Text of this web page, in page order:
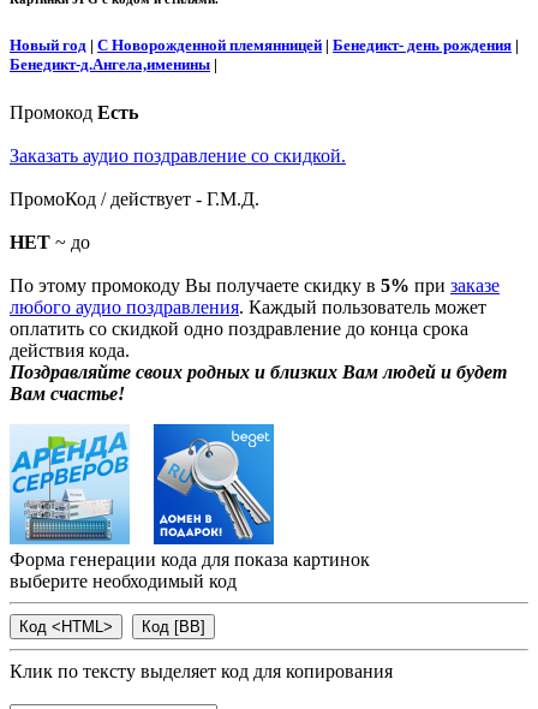
Новый год | С Новорожденной племянницей | Бенедикт- день рождения |
Бенедикт-д.Ангела,именины |
Промокод Есть
Заказать аудио поздравление со скидкой.
ПромоКод / действует - Г.М.Д.
НЕТ ~ до
По этому промокоду Вы получаете скидку в 5% при заказе
любого аудио поздравления. Каждый пользователь может
оплатить со скидкой одно поздравление до конца срока
действия кода.
Поздравляйте своих родных и близких Вам людей и будет
Вам счастье!
Форма генерации кода для показа картинок
выберите необходимый код
Клик по тексту выделяет код для копирования